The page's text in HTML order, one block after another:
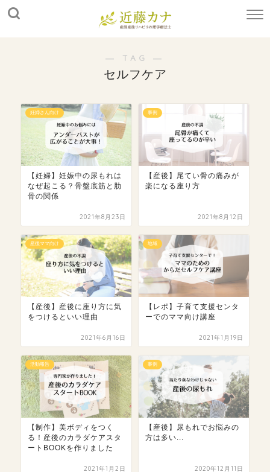
― TAG ―
セルフケア
妊婦さん向け
【妊婦】妊娠中の尿もれは
なぜ起こる？骨盤底筋と肋
骨の関係
2021年8月23日
事例
【産後】尾てい骨の痛みが
楽になる座り方
2021年8月12日
産後ママ向け
【産後】産後に座り方に気
をつけるといい理由
2021年6月16日
地域
【レポ】子育て支援センタ
ーでのママ向け講座
2021年1月19日
活動報告
【制作】美ボディをつく
る！産後のカラダケアスタ
ートBOOKを作りました
2021年1月2日
事例
【産後】尿もれでお悩みの
方は多い...
2020年12月11日